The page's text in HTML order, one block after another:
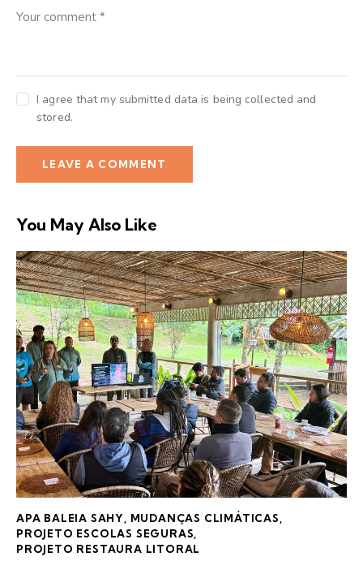
I agree that my submitted data is being collected and
stored.
You May Also Like
APA BALEIA SAHY MUDANÇAS CLIMÁTICAS
PROJETO ESCOLAS SEGURAS
PROJETO RESTAURA LITORAL